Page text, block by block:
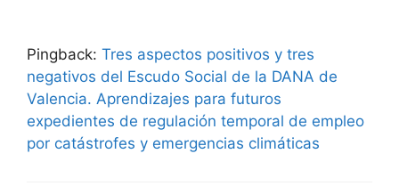
Pingback: Tres aspectos positivos y tres
negativos del Escudo Social de la DANA de
Valencia. Aprendizajes para futuros
expedientes de regulación temporal de empleo
por catástrofes y emergencias climáticas